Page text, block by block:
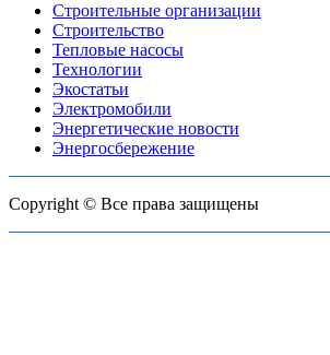
Строительные организации
Строительство
Тепловые насосы
Технологии
Экостатьи
Электромобили
Энергетические новости
Энергосбережение
Copyright © Все права защищены